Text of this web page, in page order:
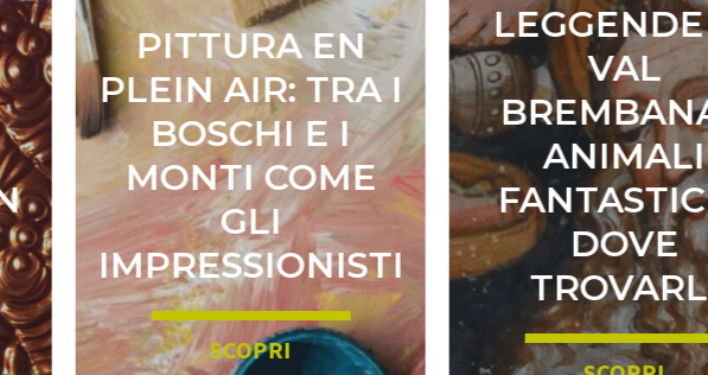
PITTURA EN
PLEIN AIR: TRA I
BOSCHI E I
MONTI COME
GLI
IMPRESSIONISTI
SCOPRI
LEGGENDE
VAL
ANIMALI
FANTASTICI
DOVE
TROVARLI